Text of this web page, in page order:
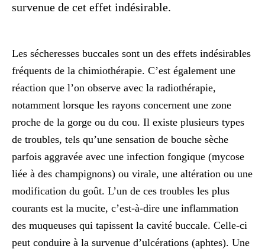
survenue de cet effet indésirable.
Les sécheresses buccales sont un des effets indésirables
fréquents de la chimiothérapie. C’est également une
réaction que l’on observe avec la radiothérapie,
notamment lorsque les rayons concernent une zone
proche de la gorge ou du cou. Il existe plusieurs types
de troubles, tels qu’une sensation de bouche sèche
parfois aggravée avec une infection fongique (mycose
liée à des champignons) ou virale, une altération ou une
modification du goût. L’un de ces troubles les plus
courants est la mucite, c’est-à-dire une inflammation
des muqueuses qui tapissent la cavité buccale. Celle-ci
peut conduire à la survenue d’ulcérations (aphtes). Une